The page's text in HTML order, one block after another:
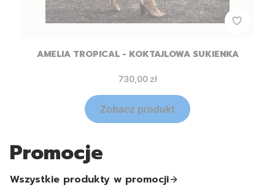
AMELIA TROPICAL - KOKTAJLOWA SUKIENKA
Cena
730,00 zł
Zobacz produkt
Promocje
Wszystkie produkty w promocji